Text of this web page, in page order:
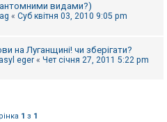
видами?)
« Суб квітня 03, 2010 9:05 pm
на Луганщині! чи зберігати?
eger « Чет січня 27, 2011 5:22 pm
1 з 1